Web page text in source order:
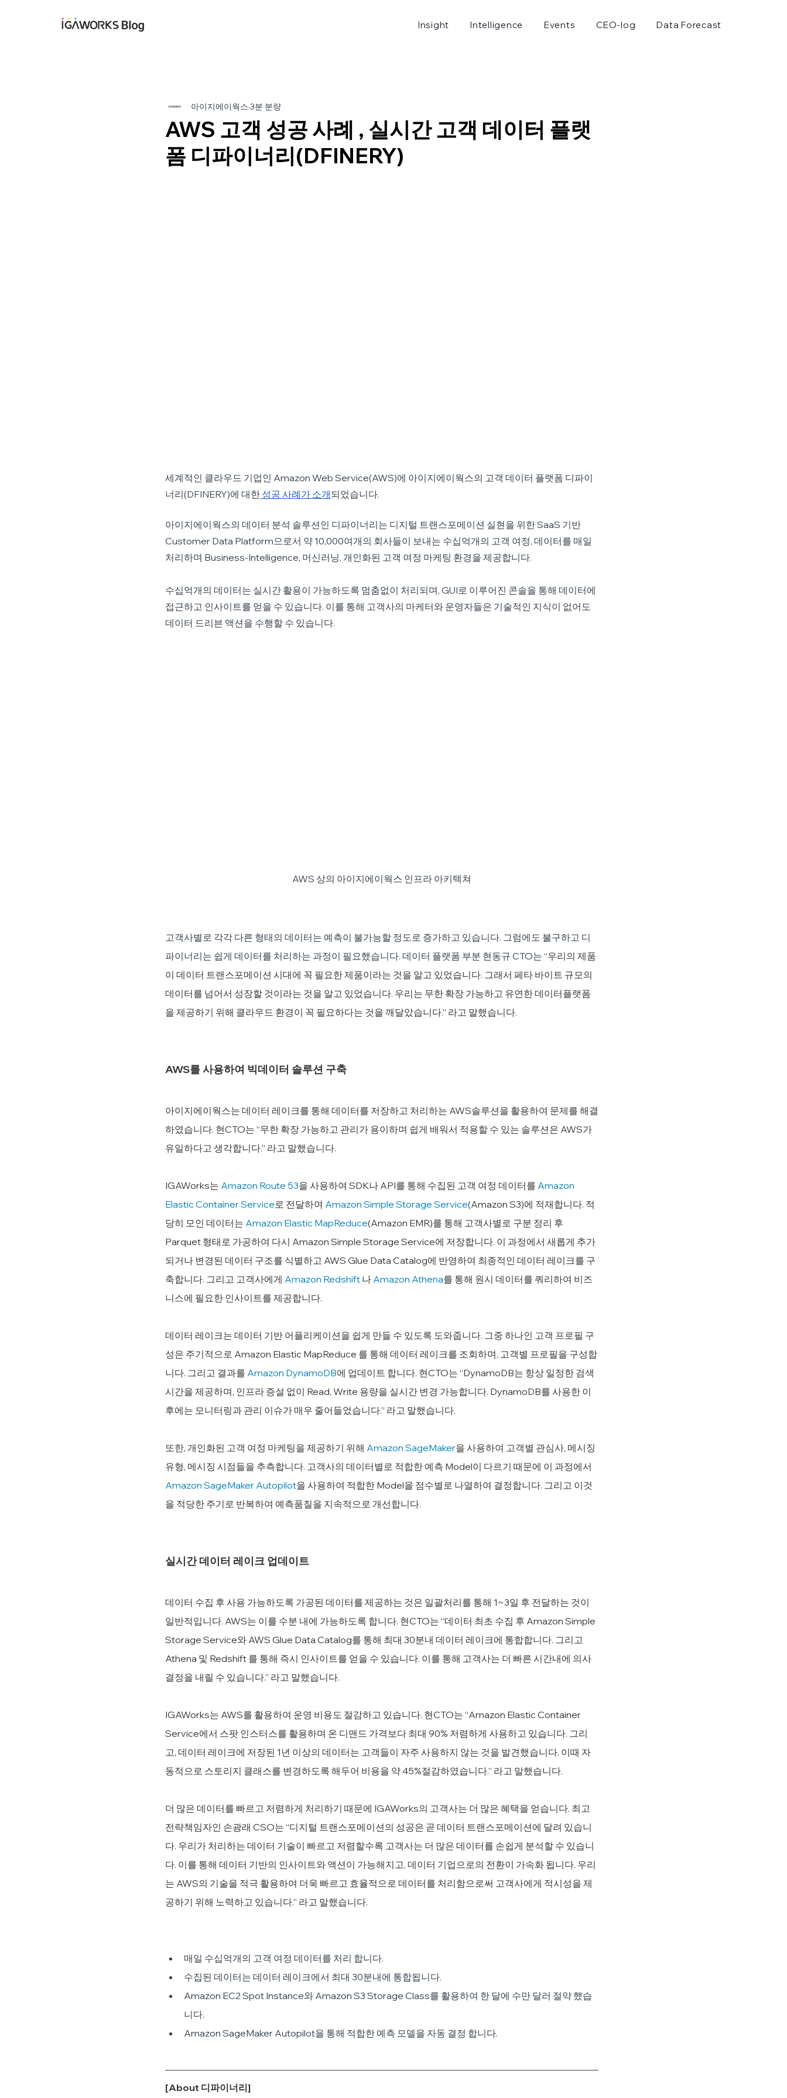
Insight Intelligence Events CEO-log Data Forecast
AWS 고객 성공 사례 , 실시간 고객 데이터 플랫
폼 디파이너리(DFINERY)
아이지에이웍스 3분 분량
세계적인 클라우드 기업인 Amazon Web Service(AWS)에 아이지에이웍스의 고객 데이터 플랫폼 디파이
너리(DFINERY)에 대한 성공 사례가 소개되었습니다.
아이지에이웍스의 데이터 분석 솔루션인 디파이너리는 디지털 트랜스포메이션 실현을 위한 SaaS 기반
Customer Data Platform으로서 약 10,000여개의 회사들이 보내는 수십억개의 고객 여정, 데이터를 매일
처리하며 Business-Intelligence, 머신러닝, 개인화된 고객 여정 마케팅 환경을 제공합니다.
수십억개의 데이터는 실시간 활용이 가능하도록 멈춤없이 처리되며, GUI로 이루어진 콘솔을 통해 데이터에
접근하고 인사이트를 얻을 수 있습니다. 이를 통해 고객사의 마케터와 운영자들은 기술적인 지식이 없어도
데이터 드리븐 액션을 수행할 수 있습니다.
AWS 상의 아이지에이웍스 인프라 아키텍쳐
고객사별로 각각 다른 형태의 데이터는 예측이 불가능할 정도로 증가하고 있습니다. 그럼에도 불구하고 디
파이너리는 쉽게 데이터를 처리하는 과정이 필요했습니다. 데이터 플랫폼 부분 현동규 CTO는 “우리의 제품
이 데이터 트랜스포메이션 시대에 꼭 필요한 제품이라는 것을 알고 있었습니다. 그래서 페타 바이트 규모의
데이터를 넘어서 성장할 것이라는 것을 알고 있었습니다. 우리는 무한 확장 가능하고 유연한 데이터플랫폼
을 제공하기 위해 클라우드 환경이 꼭 필요하다는 것을 깨달았습니다.” 라고 말했습니다.
AWS를 사용하여 빅데이터 솔루션 구축
아이지에이웍스는 데이터 레이크를 통해 데이터를 저장하고 처리하는 AWS솔루션을 활용하여 문제를 해결
하였습니다. 현CTO는 “무한 확장 가능하고 관리가 용이하며 쉽게 배워서 적용할 수 있는 솔루션은 AWS가
유일하다고 생각합니다.” 라고 말했습니다.
IGAWorks는 Amazon Route 53을 사용하여 SDK나 API를 통해 수집된 고객 여정 데이터를 Amazon
Elastic Container Service로 전달하여 Amazon Simple Storage Service(Amazon S3)에 적재합니다. 적
당히 모인 데이터는 Amazon Elastic MapReduce(Amazon EMR)를 통해 고객사별로 구분 정리 후
Parquet 형태로 가공하여 다시 Amazon Simple Storage Service에 저장합니다. 이 과정에서 새롭게 추가
되거나 변경된 데이터 구조를 식별하고 AWS Glue Data Catalog에 반영하여 최종적인 데이터 레이크를 구
축합니다. 그리고 고객사에게 Amazon Redshift 나 Amazon Athena를 통해 원시 데이터를 쿼리하여 비즈
니스에 필요한 인사이트를 제공합니다.
데이터 레이크는 데이터 기반 어플리케이션을 쉽게 만들 수 있도록 도와줍니다. 그중 하나인 고객 프로필 구
성은 주기적으로 Amazon Elastic MapReduce 를 통해 데이터 레이크를 조회하며, 고객별 프로필을 구성합
니다. 그리고 결과를 Amazon DynamoDB에 업데이트 합니다. 현CTO는 “DynamoDB는 항상 일정한 검색
시간을 제공하며, 인프라 증설 없이 Read, Write 용량을 실시간 변경 가능합니다. DynamoDB를 사용한 이
후에는 모니터링과 관리 이슈가 매우 줄어들었습니다.” 라고 말했습니다.
또한, 개인화된 고객 여정 마케팅을 제공하기 위해 Amazon SageMaker을 사용하여 고객별 관심사, 메시징
유형, 메시징 시점들을 추측합니다. 고객사의 데이터별로 적합한 예측 Model이 다르기 때문에 이 과정에서
Amazon SageMaker Autopilot을 사용하여 적합한 Model을 점수별로 나열하여 결정합니다. 그리고 이것
을 적당한 주기로 반복하여 예측품질을 지속적으로 개선합니다.
실시간 데이터 레이크 업데이트
데이터 수집 후 사용 가능하도록 가공된 데이터를 제공하는 것은 일괄처리를 통해 1~3일 후 전달하는 것이
일반적입니다. AWS는 이를 수분 내에 가능하도록 합니다. 현CTO는 “데이터 최초 수집 후 Amazon Simple
Storage Service와 AWS Glue Data Catalog를 통해 최대 30분내 데이터 레이크에 통합합니다. 그리고
Athena 및 Redshift 를 통해 즉시 인사이트를 얻을 수 있습니다. 이를 통해 고객사는 더 빠른 시간내에 의사
결정을 내릴 수 있습니다.” 라고 말했습니다.
IGAWorks는 AWS를 활용하여 운영 비용도 절감하고 있습니다. 현CTO는 “Amazon Elastic Container
Service에서 스팟 인스터스를 활용하며 온 디맨드 가격보다 최대 90% 저렴하게 사용하고 있습니다. 그리
고, 데이터 레이크에 저장된 1년 이상의 데이터는 고객들이 자주 사용하지 않는 것을 발견했습니다. 이때 자
동적으로 스토리지 클래스를 변경하도록 해두어 비용을 약 45%절감하였습니다.” 라고 말했습니다.
더 많은 데이터를 빠르고 저렴하게 처리하기 때문에 IGAWorks의 고객사는 더 많은 혜택을 얻습니다. 최고
전략책임자인 손광래 CSO는 “디지털 트랜스포메이션의 성공은 곧 데이터 트랜스포메이션에 달려 있습니
다. 우리가 처리하는 데이터 기술이 빠르고 저렴할수록 고객사는 더 많은 데이터를 손쉽게 분석할 수 있습니
다. 이를 통해 데이터 기반의 인사이트와 액션이 가능해지고, 데이터 기업으로의 전환이 가속화 됩니다. 우리
는 AWS의 기술을 적극 활용하여 더욱 빠르고 효율적으로 데이터를 처리함으로써 고객사에게 적시성을 제
공하기 위해 노력하고 있습니다.” 라고 말했습니다.
매일 수십억개의 고객 여정 데이터를 처리 합니다.
수집된 데이터는 데이터 레이크에서 최대 30분내에 통합됩니다.
Amazon EC2 Spot Instance와 Amazon S3 Storage Class를 활용하여 한 달에 수만 달러 절약 했습
니다.
Amazon SageMaker Autopilot을 통해 적합한 예측 모델을 자동 결정 합니다.
[About 디파이너리]